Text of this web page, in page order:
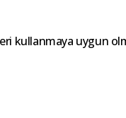
kullanmaya uygun